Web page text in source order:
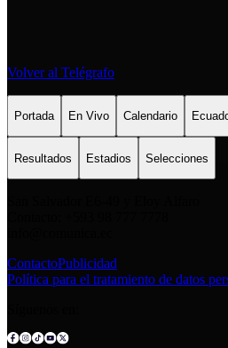
Volver al Telégrafo
Portada En Vivo Calendario
Resultados Estadios Selecciones
ContactoPublicidad
Política para el tratamiento de datos